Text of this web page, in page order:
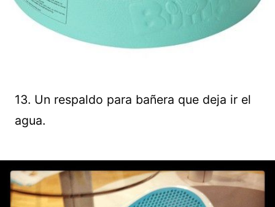
13. Un respaldo para bañera que deja ir el
agua.